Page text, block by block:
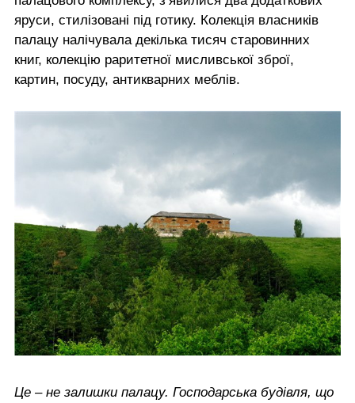
яруси, стилізовані під готику. Колекція власників
палацу налічувала декілька тисяч старовинних
книг, колекцію раритетної мисливської зброї,
картин, посуду, антикварних меблів.
Це – не залишки палацу. Господарська будівля, що